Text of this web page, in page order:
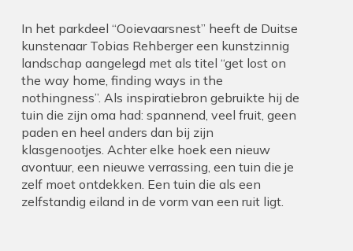
In het parkdeel “Ooievaarsnest” heeft de Duitse
kunstenaar Tobias Rehberger een kunstzinnig
landschap aangelegd met als titel“get lost on
the way home, finding ways in the
nothingness”.Als inspiratiebron gebruikte hij de
tuin die zijn oma had: spannend, veel fruit, geen
paden en heel anders dan bij zijn
klasgenootjes. Achter elke hoek een nieuw
avontuur, een nieuwe verrassing, een tuin die je
zelf moet ontdekken. Een tuin die als een
zelfstandig eiland in de vorm van een ruit ligt.